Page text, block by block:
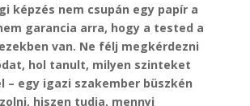
képzés nem csupán egy papír a
garancia arra, hogy a tested a
van. Ne félj megkérdezni
hol tanult, milyen szinteket
– egy igazi szakember büszkén
hiszen tudja, mennyi